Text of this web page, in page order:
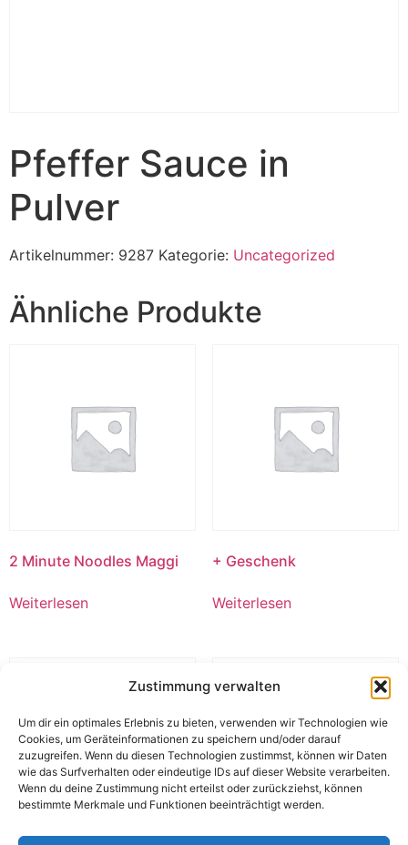
Zustimmung verwalten
Um dir ein optimales Erlebnis zu bieten, verwenden wir Technologien wie
Cookies, um Geräteinformationen zu speichern und/oder darauf
zuzugreifen. Wenn du diesen Technologien zustimmst, können wir Daten
wie das Surfverhalten oder eindeutige IDs auf dieser Website verarbeiten.
Wenn du deine Zustimmung nicht erteilst oder zurückziehst, können
bestimmte Merkmale und Funktionen beeinträchtigt werden.
Pfeffer Sauce in
Pulver
Artikelnummer: 9287 Kategorie: Uncategorized
Ähnliche Produkte
2 Minute Noodles Maggi
Weiterlesen
+ Geschenk
Weiterlesen